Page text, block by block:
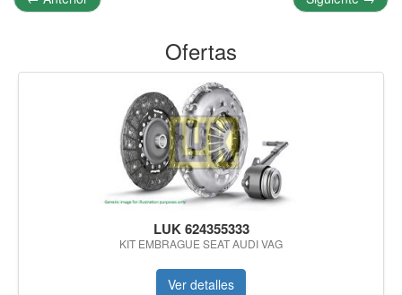
Ofertas
LUK 624355333
KIT EMBRAGUE SEAT AUDI VAG
Ver detalles